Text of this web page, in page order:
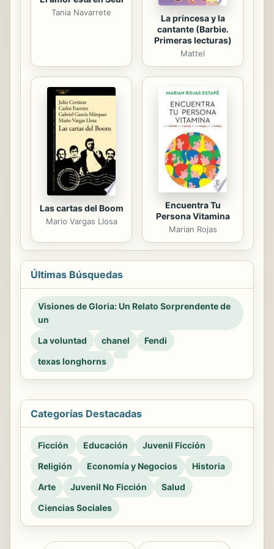
Tania Navarrete
La princesa y la
cantante (Barbie.
Primeras lecturas)
Mattel
Las cartas del Boom
Mario Vargas Llosa
Encuentra Tu
Persona Vitamina
Marian Rojas
Últimas Búsquedas
Visiones de Gloria: Un Relato Sorprendente de
un
La voluntad
chanel
Fendi
texas longhorns
Categorías Destacadas
Ficción Educación
Juvenil Ficción
Religión
Economía y Negocios
Historia
Arte
Juvenil No Ficción
Salud
Ciencias Sociales